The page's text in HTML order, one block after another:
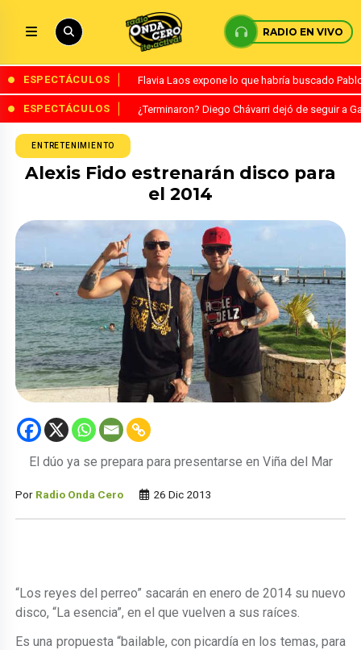
RADIO EN VIVO
ESPECTÁCULOS Flavia Laos expone lo que habría buscado
ESPECTÁCULOS ¿Terminaron? Diego Chávarri dejó de seguir a
ENTRETENIMIENTO
Alexis Fido estrenarán disco para
el 2014
El dúo ya se prepara para presentarse en Viña del Mar
Por Radio Onda Cero 26 Dic 2013
“Los reyes del perreo” sacarán en enero de 2014 su nuevo
disco, “La esencia”, en el que vuelven a sus raíces.
Es una propuesta “bailable, con picardía en los temas, para